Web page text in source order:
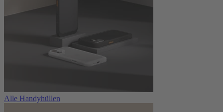
Alle Handyhüllen